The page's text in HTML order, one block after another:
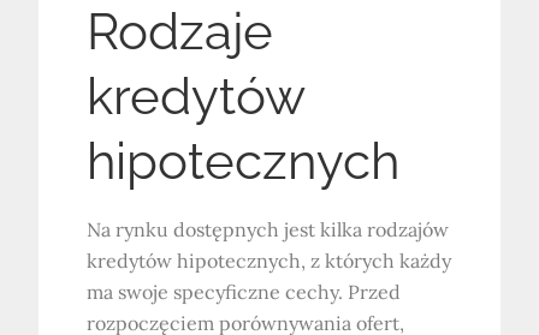
Rodzaje
kredytów
hipotecznych
Na rynku dostępnych jest kilka rodzajów
kredytów hipotecznych, z których każdy
ma swoje specyficzne cechy. Przed
rozpoczęciem porównywania ofert,